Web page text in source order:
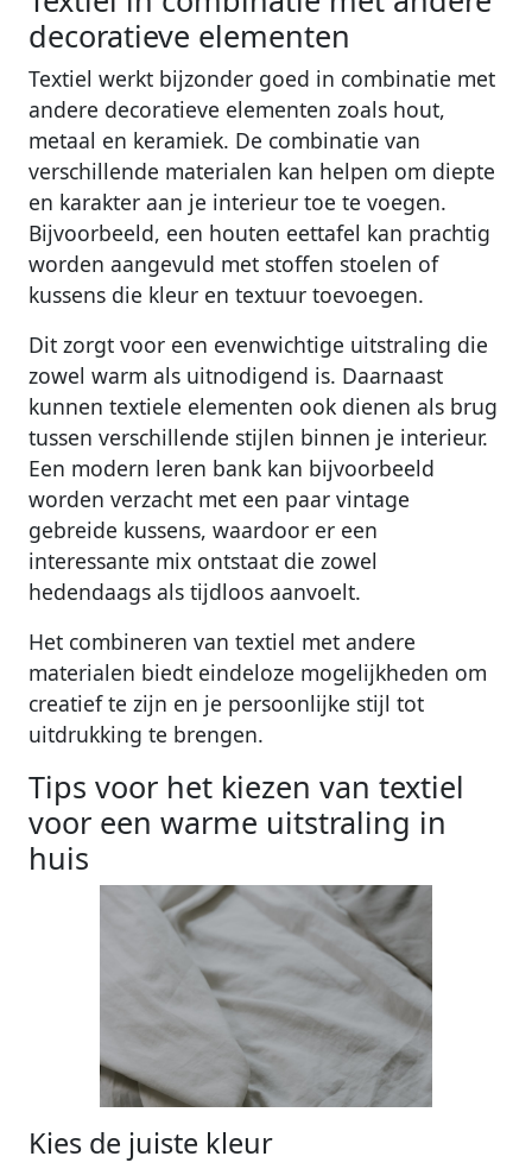
decoratieve elementen
Textiel werkt bijzonder goed in combinatie met
andere decoratieve elementen zoals hout,
metaal en keramiek. De combinatie van
verschillende materialen kan helpen om diepte
en karakter aan je interieur toe te voegen.
Bijvoorbeeld, een houten eettafel kan prachtig
worden aangevuld met stoffen stoelen of
kussens die kleur en textuur toevoegen.
Dit zorgt voor een evenwichtige uitstraling die
zowel warm als uitnodigend is. Daarnaast
kunnen textiele elementen ook dienen als brug
tussen verschillende stijlen binnen je interieur.
Een modern leren bank kan bijvoorbeeld
worden verzacht met een paar vintage
gebreide kussens, waardoor er een
interessante mix ontstaat die zowel
hedendaags als tijdloos aanvoelt.
Het combineren van textiel met andere
materialen biedt eindeloze mogelijkheden om
creatief te zijn en je persoonlijke stijl tot
uitdrukking te brengen.
Tips voor het kiezen van textiel
voor een warme uitstraling in
huis
Kies de juiste kleur